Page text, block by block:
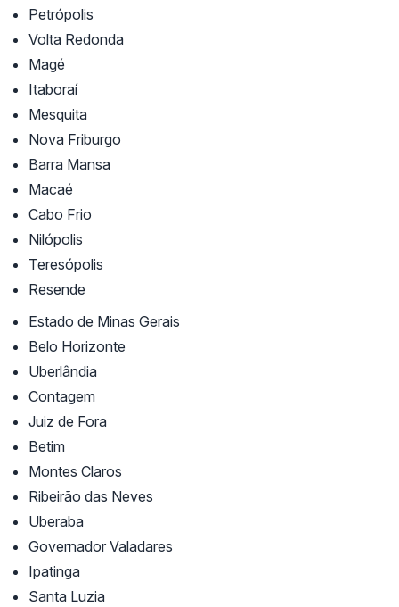
Petrópolis
Volta Redonda
Magé
Itaboraí
Mesquita
Nova Friburgo
Barra Mansa
Macaé
Cabo Frio
Nilópolis
Teresópolis
Resende
Estado de Minas Gerais
Belo Horizonte
Uberlândia
Contagem
Juiz de Fora
Betim
Montes Claros
Ribeirão das Neves
Uberaba
Governador Valadares
Ipatinga
Santa Luzia